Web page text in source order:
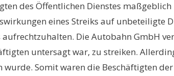
des Öffentlichen Dienstes
eines Streiks auf
Die Autobahn GmbH
untersagt war, zu streiken.
Somit waren die Beschäftigten